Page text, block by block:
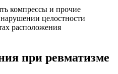
компрессы и прочие
целостности
расположения
при ревматизме